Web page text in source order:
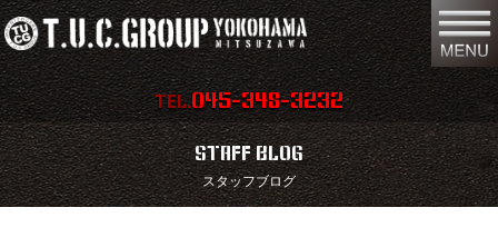
TEL.045-348-3232
在庫車両情報 店舗情報
保証内容 地図
STAFF BLOG
スタッフブログ